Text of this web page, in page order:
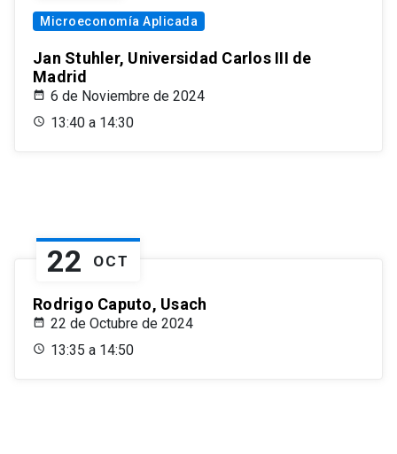
Microeconomía Aplicada
Jan Stuhler, Universidad Carlos III de
Madrid
6 de Noviembre de 2024
13:40 a 14:30
22 OCT
Rodrigo Caputo, Usach
22 de Octubre de 2024
13:35 a 14:50